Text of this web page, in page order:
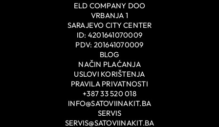
ELD COMPANY DOO
VRBANJA 1
SARAJEVO CITY CENTER
ID: 4201641070009
PDV: 201641070009
BLOG
NAČIN PLAĆANJA
USLOVI KORIŠTENJA
PRAVILA PRIVATNOSTI
+387 33 520 018
INFO@SATOVIINAKIT.BA
SERVIS
SERVIS@SATOVIINAKIT.BA